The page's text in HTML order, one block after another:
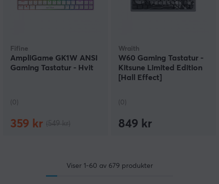
Fifine
AmpliGame GK1W ANSI
Gaming Tastatur - Hvit
(0)
359 kr
Wraith
W60 Gaming Tastatur -
Kitsune Limited Edition
[Hall Effect]
(0)
849 kr
Viser 1-60 av 679 produkter